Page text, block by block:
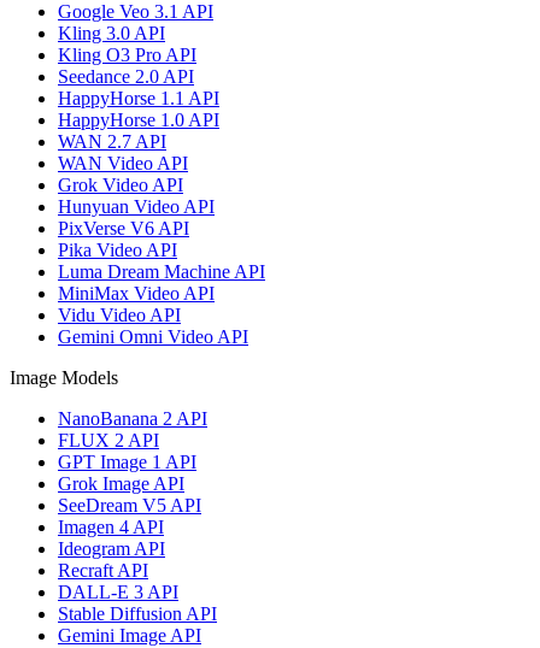
Google Veo 3.1 API
Kling 3.0 API
Kling O3 Pro API
Seedance 2.0 API
HappyHorse 1.1 API
HappyHorse 1.0 API
WAN 2.7 API
WAN Video API
Grok Video API
Hunyuan Video API
PixVerse V6 API
Pika Video API
Luma Dream Machine API
MiniMax Video API
Vidu Video API
Gemini Omni Video API
Image Models
NanoBanana 2 API
FLUX 2 API
GPT Image 1 API
Grok Image API
SeeDream V5 API
Imagen 4 API
Ideogram API
Recraft API
DALL-E 3 API
Stable Diffusion API
Gemini Image API